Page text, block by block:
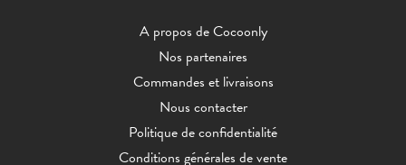
A propos de Cocoonly
Nos partenaires
Commandes et livraisons
Nous contacter
Politique de confidentialité
Conditions générales de vente